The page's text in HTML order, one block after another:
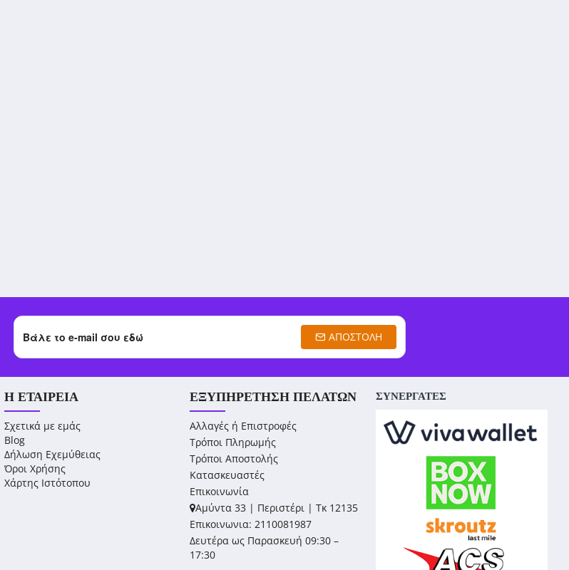
ΑΠΟΣΤΟΛΉ
Η ΕΤΑΙΡΕΊΑ
Σχετικά με εμάς
Blog
Δήλωση Εχεμύθειας
Όροι Χρήσης
Χάρτης Ιστότοπου
ΕΞΥΠΗΡΈΤΗΣΗ ΠΕΛΑΤΏΝ
Αλλαγές ή Επιστροφές
Τρόποι Πληρωμής
Τρόποι Αποστολής
Κατασκευαστές
Επικοινωνία
Αμύντα 33 | Περιστέρι | Τκ 12135
Επικοινωνια: 2110081987
Δευτέρα ως Παρασκευή 09:30 –
17:30
ΣΥΝΕΡΓΑΤΕΣ